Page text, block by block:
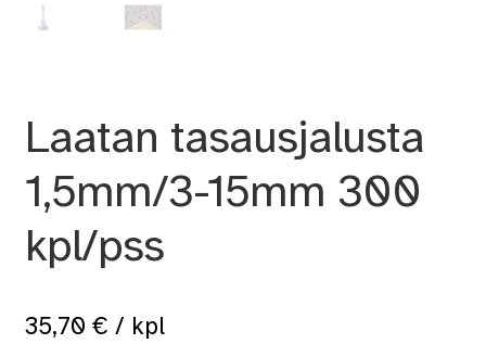
Laatan tasausjalusta
1,5mm/3-15mm 300
kpl/pss
35,70 € / kpl